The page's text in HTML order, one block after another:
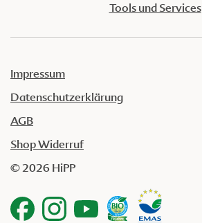
Tools und Services
Impressum
Datenschutzerklärung
AGB
Shop Widerruf
© 2026 HiPP